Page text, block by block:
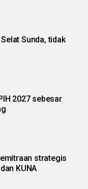
Sunda, tidak
2027 sebesar
strategis
KUNA